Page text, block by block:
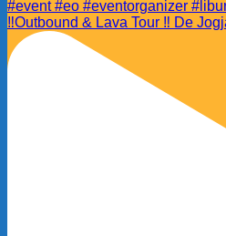
‼️Outbound & Lava Tour ‼️ De